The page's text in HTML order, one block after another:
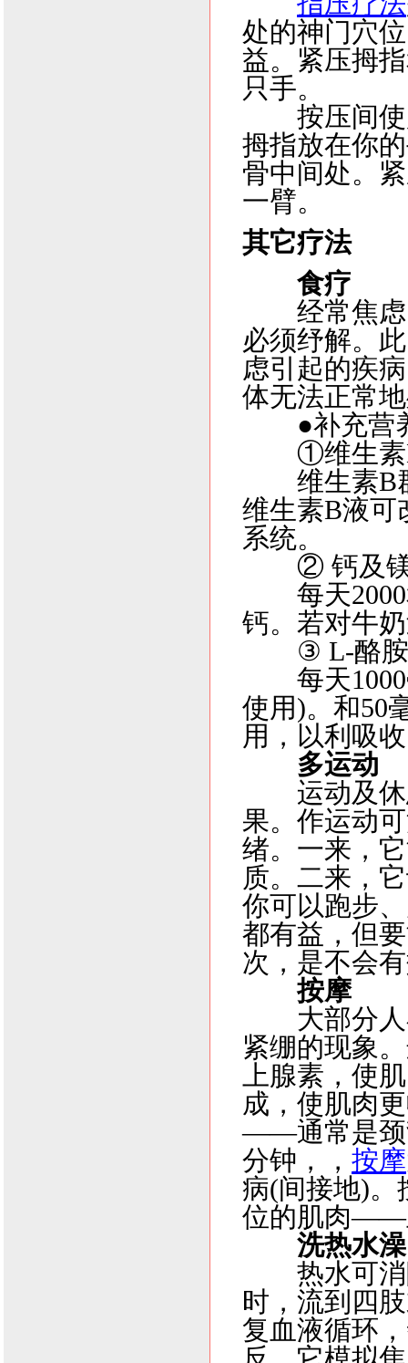
处的神门穴
益。紧压拇
只手。
按压间使
拇指放在你
骨中间处。
一臂。
其它疗法
食疗
经常焦
必须纾解。
虑引起的疾
体无法正常
●补充营
①维生素
维生素B群
维生素B液可
系统。
② 钙及
每天2000
钙。若对牛
③ L-酪胺
每天1000
使用)。和50
用，以利吸
多运动
运动及
果。作运动
绪。一来，
质。二来，
你可以跑步
都有益，但
次，是不会
按摩
大部分
紧绷的现象
上腺素，使
成，使肌肉
——通常是颈
分钟，， 按摩
病(间接地)。
位的肌肉——
洗热水澡
热水可
时，流到四
复血液循环